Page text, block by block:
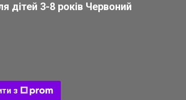
дітей 3-8 років Червоний
з